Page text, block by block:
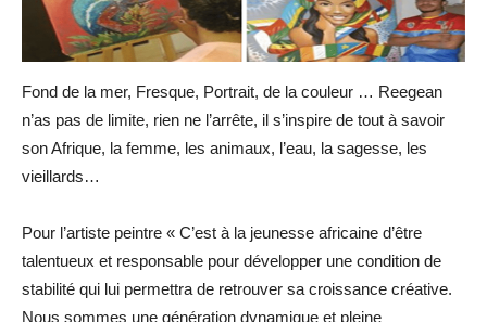
Fond de la mer, Fresque, Portrait, de la couleur … Reegean
n’as pas de limite, rien ne l’arrête, il s’inspire de tout à savoir
son Afrique, la femme, les animaux, l’eau, la sagesse, les
vieillards…
Pour l’artiste peintre « C’est à la jeunesse africaine d’être
talentueux et responsable pour développer une condition de
stabilité qui lui permettra de retrouver sa croissance créative.
Nous sommes une génération dynamique et pleine